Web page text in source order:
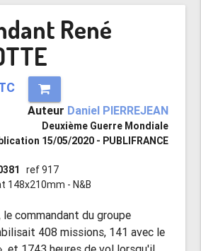
René
Auteur Daniel PIERREJEAN
Deuxième Guerre Mondiale
15/05/2020 - PUBLIFRANCE
ref 917
148x210mm - N&B
commandant du groupe
408 missions, 141 avec le